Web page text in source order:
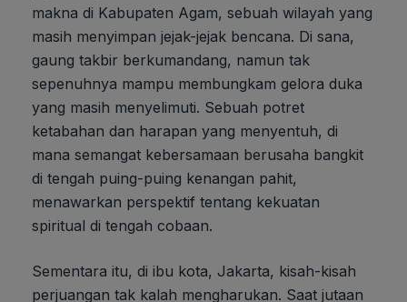
makna di Kabupaten Agam, sebuah wilayah yang
masih menyimpan jejak-jejak bencana. Di sana,
gaung takbir berkumandang, namun tak
sepenuhnya mampu membungkam gelora duka
yang masih menyelimuti. Sebuah potret
ketabahan dan harapan yang menyentuh, di
mana semangat kebersamaan berusaha bangkit
di tengah puing-puing kenangan pahit,
menawarkan perspektif tentang kekuatan
spiritual di tengah cobaan.
Sementara itu, di ibu kota, Jakarta, kisah-kisah
perjuangan tak kalah mengharukan. Saat jutaan